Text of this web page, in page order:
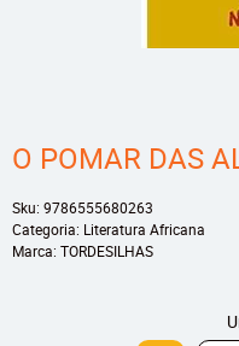
O POMAR DAS
Sku: 9786555680263
Categoria: Literatura Africana
Marca: TORDESILHAS